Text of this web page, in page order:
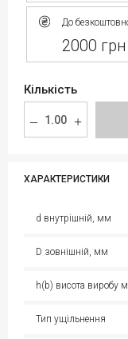
До
2000 грн
Кількість
ХАРАКТЕРИСТИКИ
d внутрішній, мм
D зовнішній, мм
h(b) висота виробу
Тип ущільнення